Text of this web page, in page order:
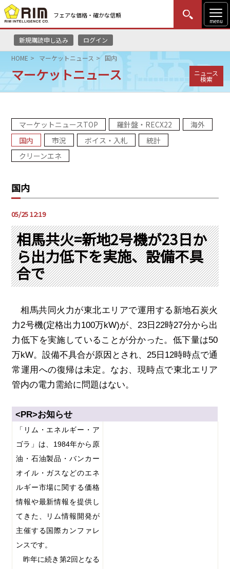
フェアな価格・確かな信頼
menu
新規購読申し込み ログイン
MENU
はじめての方
HOME
リムレポート
メソドロジー
コンサルティング
PRA原則
Q & A
会社概要
お問い合わせ
年間休刊日
サイトマップ
採用情報
English Website
瑞姆亜太能源諮問(北京)
Rim Energy Media(韓国語)
HOME マーケットニュース 国内
マーケットニュース ニュース
検索
マーケットニュースTOP 羅針盤・RECX22
海外
国内
市況 ボイス・入札
統計
クリーンエネ
国内
05/25 12:19
相馬共火=新地2号機が23日か
ら出力低下を実施、設備不具
合で
相馬共同火力が東北エリアで運用する新地石炭火
力2号機(定格出力100万kW)が、 23日 22時27分から出
力低下を実施していることが分かった。低下量は50
万kW。設備不具合が原因とされ、25 日 12時時点で通
常運用への復帰は未定。なお、現時点で東北エリア
管内の電力需給に問題はない。
<PR>お知らせ
「リム・エネルギー・ア
ゴラ」は、 1984年から原
油・石油製品・バンカー
オイル・ガスなどのエネ
ルギー市場に関する価格
情報や最新情報を提供し
てきた、リム情報開発が
主催する国際カンファレ
ンスです。
昨年に続き第2回となる